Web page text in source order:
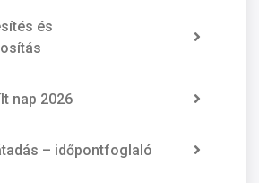
és
nap 2026
– időpontfoglaló